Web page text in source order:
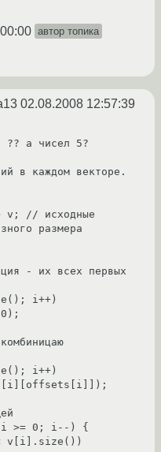
автор топика
02.08.2008 12:57:39
?? а чисел 5?
в каждом векторе.
v; // исходные
размера
- их всех первых
i++)
i++)
>= 0; i--) {